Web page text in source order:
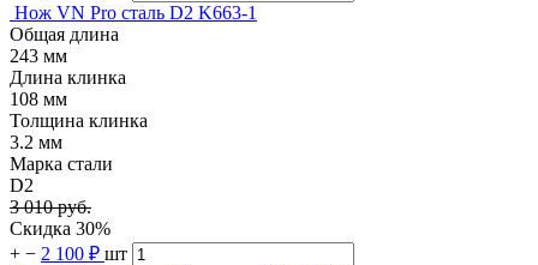
Нож VN Pro сталь D2 K663-1
Общая длина
243 мм
Длина клинка
108 мм
Толщина клинка
3.2 мм
Марка стали
D2
3 010 руб.
Скидка 30%
+ − 2 100 ₽ шт